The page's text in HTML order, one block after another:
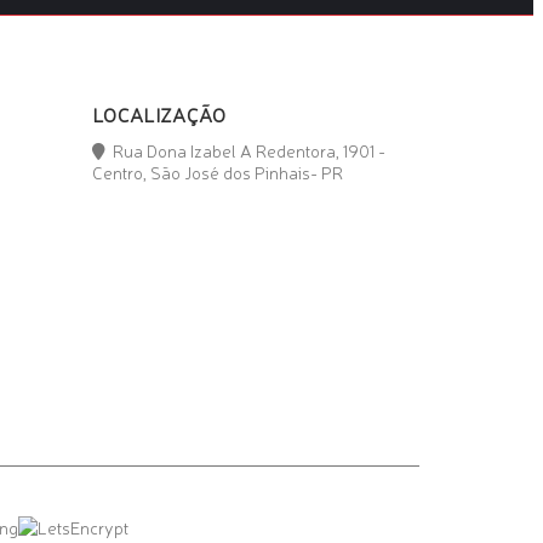
LOCALIZAÇÃO
Rua Dona Izabel A Redentora, 1901 -
Centro, São José dos Pinhais- PR